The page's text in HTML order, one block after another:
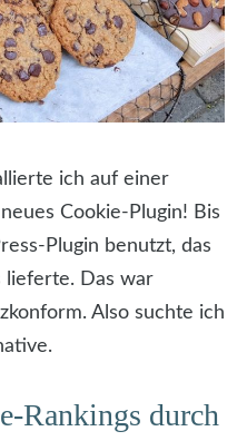
ich auf einer
Cookie-Plugin! Bis
Plugin benutzt, das
lieferte. Das war
Also suchte ich
Rankings durch